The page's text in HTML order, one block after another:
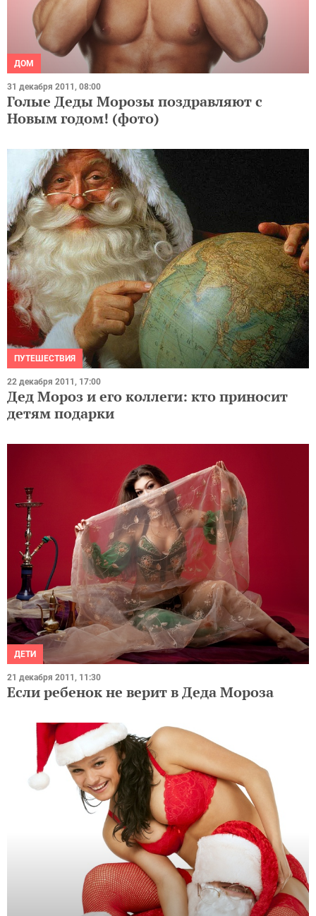
ДОМ
31 декабря 2011, 08:00
Голые Деды Морозы поздравляют с
Новым годом! (фото)
ПУТЕШЕСТВИЯ
22 декабря 2011, 17:00
Дед Мороз и его коллеги: кто приносит
детям подарки
ДЕТИ
21 декабря 2011, 11:30
Если ребенок не верит в Деда Мороза